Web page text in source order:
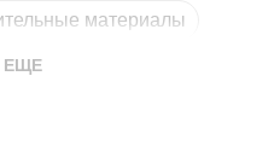
материалы
ЕЩЕ